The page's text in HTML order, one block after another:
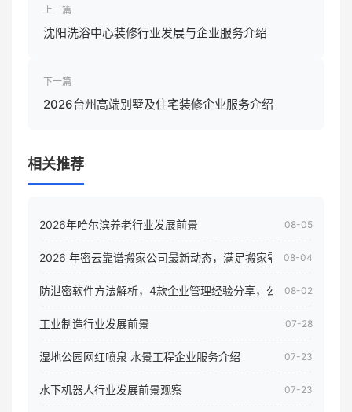
上一篇
沈阳洗浴中心装修行业发展与企业服务介绍
下一篇
2026台州高端别墅及住宅装修企业服务介绍
相关推荐
2026年哈尔滨养老行业发展前景 08-05
2026 年密云靠谱搬家公司最新动态，满足搬家需求！08-04
防泄密软件方法解析，4款企业管理经验分享，公司员工电脑核
08-02
工业制造行业发展前景 07-28
湿地公园网红喷泉 水景工程企业服务介绍 07-23
水下机器人行业发展前景观察 07-23